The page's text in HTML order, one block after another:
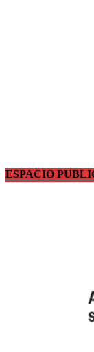
ESPACIO